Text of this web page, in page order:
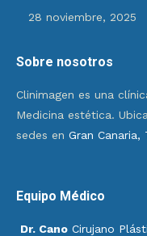
28 noviembre, 2025
Sobre nosotros
Clinimagen es una
Medicina estética.
sedes en Gran
Equipo Médico
Dr. Cano Cirujano